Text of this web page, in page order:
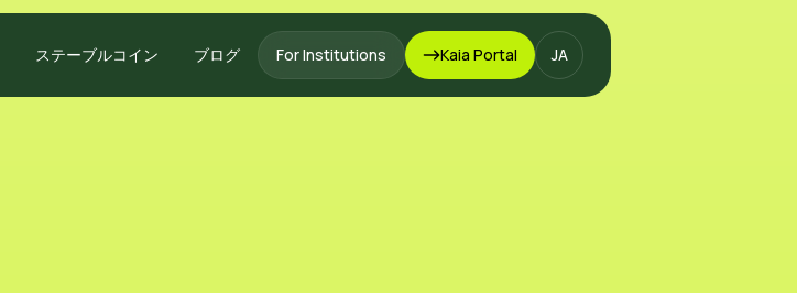
ステーブルコイン ブログ For Institutions Kaia Portal JA